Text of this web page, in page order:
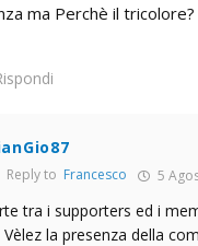
ma Perchè il tricolore?
Reply to Francesco 5
tra i supporters ed i
la presenza della